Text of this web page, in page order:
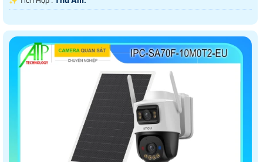
chính vì vây thời gian gần đây rất nhiều khách hàng ưa
camera wifi.